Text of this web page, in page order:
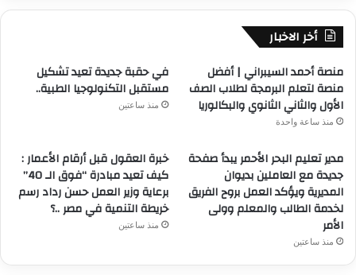
أخر الاخبار
منصة أحمد السيبراني | أفضل
منصة لتعلم البرمجة لطلاب الصف
الأول والثاني الثانوي والبكالوريا
منذ ساعة واحدة
في حقبة جديدة تعيد تشكيل
مستقبل التكنولوجيا الطبية..
منذ ساعتين
مدير تعليم البحر الأحمر يبدأ صفحة
جديدة مع العاملين بديوان
المديرية ويؤكد العمل بروح الفريق
لخدمة الطالب والمعلم وولى
الأمر
منذ ساعتين
خبرة العقول قبل أرقام الأعمار :
كيف تعيد مبادرة “فوق الـ 40”
برعاية وزير العمل حسن رداد رسم
خريطة التنمية في مصر ..؟
منذ ساعتين